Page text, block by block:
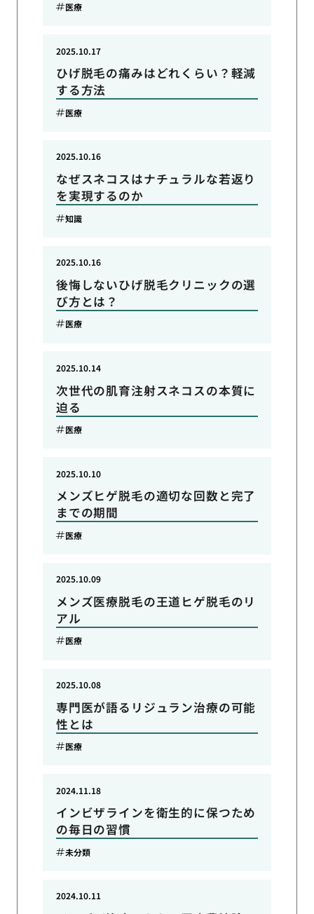
医療
ひげ脱毛の痛みはどれくらい？軽減
する方法
2025.10.17
医療
なぜスネコスはナチュラルな若返り
を実現するのか
2025.10.16
知識
後悔しないひげ脱毛クリニックの選
び方とは？
2025.10.16
医療
次世代の肌育注射スネコスの本質に
迫る
2025.10.14
医療
メンズヒゲ脱毛の適切な回数と完了
までの期間
2025.10.10
医療
メンズ医療脱毛の王道ヒゲ脱毛のリ
アル
2025.10.09
医療
専門医が語るリジュラン治療の可能
性とは
2025.10.08
医療
インビザラインを衛生的に保つため
の毎日の習慣
2024.11.18
未分類
2024.10.11